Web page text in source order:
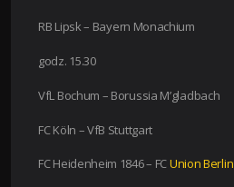
RB Lipsk – Bayern Monachium
godz. 15.30
VfL Bochum – Borussia M’gladbach
FC Köln – VfB Stuttgart
FC Heidenheim 1846 – FCUnion Berlin